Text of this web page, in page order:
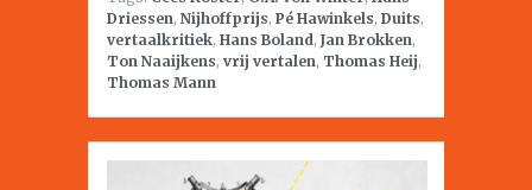
Driessen, Nijhoffprijs, Pé Hawinkels, Duits,
vertaalkritiek, Hans Boland, Jan Brokken,
Ton Naaijkens, vrij vertalen, Thomas Heij,
Thomas Mann